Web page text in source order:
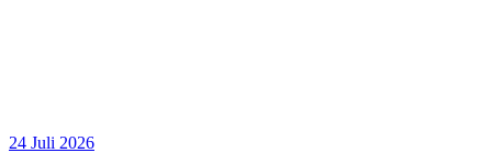
24 Juli 2026